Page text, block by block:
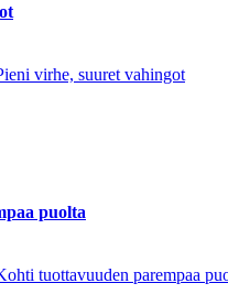
virhe, suuret vahingot
puolta
tuottavuuden parempaa